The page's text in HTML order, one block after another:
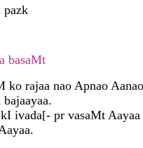
basaMt
ko rajaa nao Apnao
ivada[- pr vasaMt Aayaa